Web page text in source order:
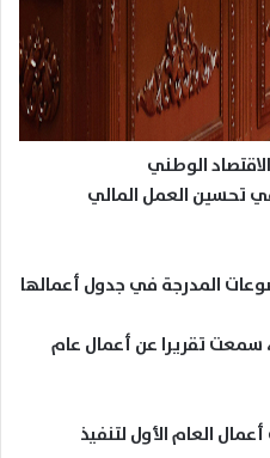
في تحسين العمل المالي
المدرجة في جدول أعمالها
سمعت تقريرا عن أعمال عام
العام الأول لتنفيذ